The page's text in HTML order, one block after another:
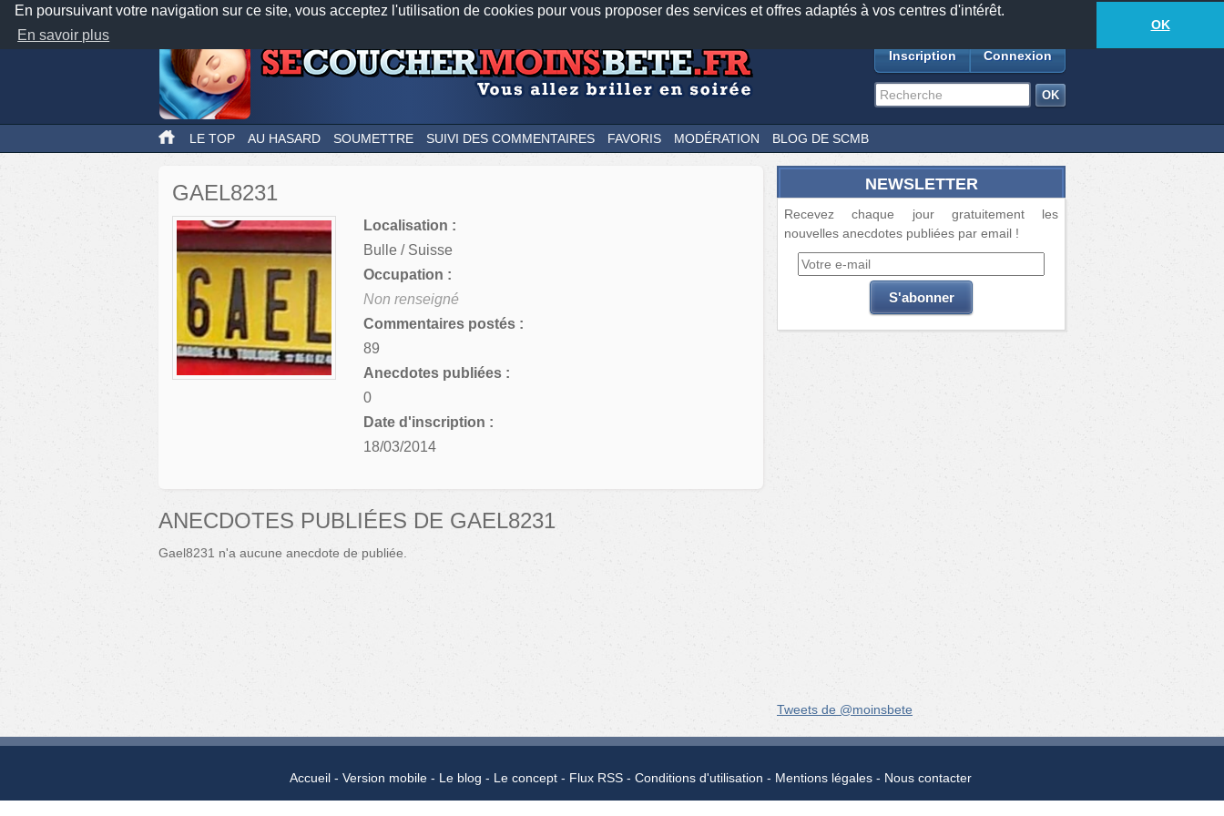
En poursuivant votre navigation sur ce site, vous acceptez l'utilisation de cookies pour vous proposer des services et offres adaptés à vos centres d'intérêt.
En savoir plus
OK
Nos applications mobiles Newsletter Facebook
TwitterFeeds18877anecdotes-368lecteurs connectés
Inscription Connexion
LE TOP AU HASARD SOUMETTRE SUIVI DES COMMENTAIRES FAVORIS MODÉRATION BLOG DE SCMB
GAEL8231
Localisation :
Bulle / Suisse
Occupation :
Non renseigné
Commentaires postés :
89
Anecdotes publiées :
0
Date d'inscription :
18/03/2014
ANECDOTES PUBLIÉES DE GAEL8231
Gael8231 n'a aucune anecdote de publiée.
NEWSLETTER
Recevez chaque jour gratuitement les
nouvelles anecdotes publiées par email !
Tweets de @moinsbete
Accueil Version mobile Le blog Le concept Flux RSS Conditions d'utilisation Mentions légales Nous contacter